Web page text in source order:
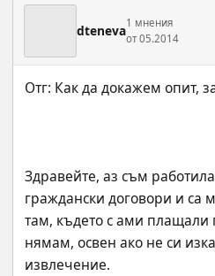
dteneva1 мнения
от 05.2014
Здравейте, аз съм
граждански договори и са
там, където с ами
нямам, освен ако не си
извлечение.